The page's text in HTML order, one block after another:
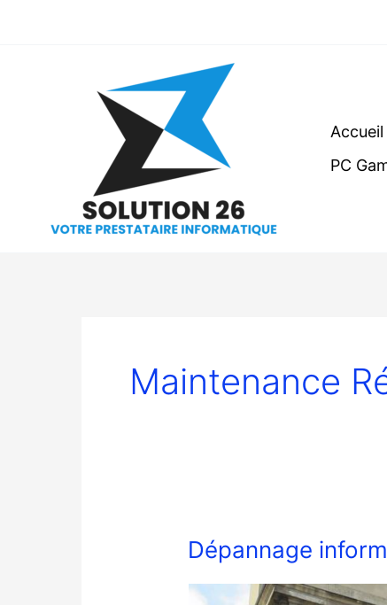
Accueil
PC
Maintenance
Dépannage